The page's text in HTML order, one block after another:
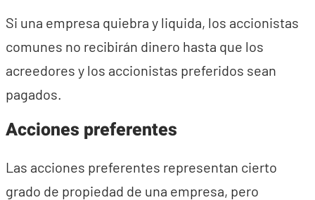
Si una empresa quiebra y liquida, los accionistas
comunes no recibirán dinero hasta que los
acreedores y los accionistas preferidos sean
pagados.
Acciones preferentes
Las acciones preferentes representan cierto
grado de propiedad de una empresa, pero